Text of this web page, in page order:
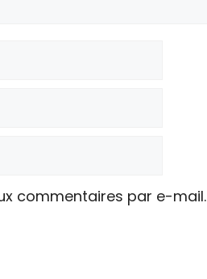
commentaires par e-mail.